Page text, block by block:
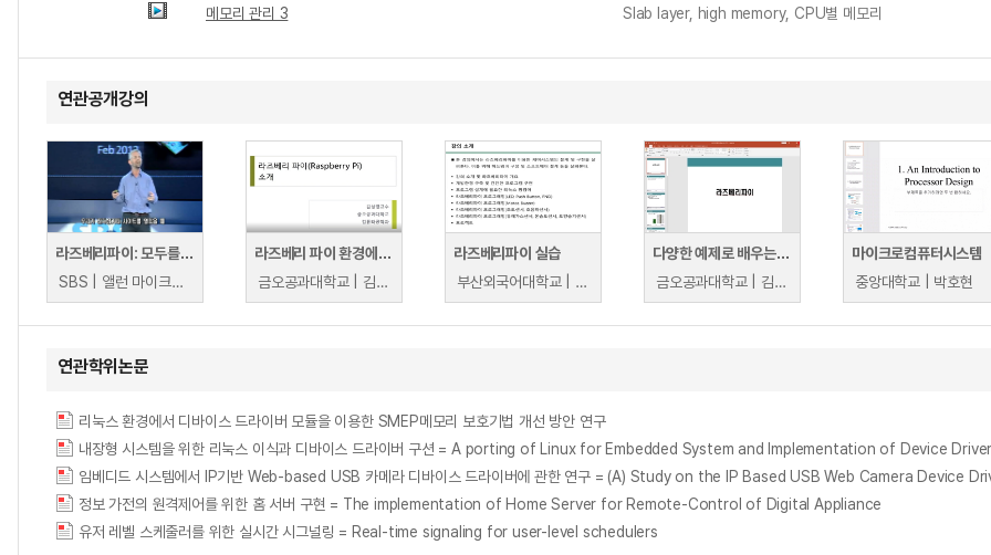
메모리 관리 3 Slab layer, high memory, CPU별 메모리
연관공개강의
라즈베리파이: 모두를 위한 일상의 프로그래밍
SBS | 앨런 마이크로프트
라즈베리 파이 환경에서의 파이썬 기반 영상분석
금오공과대학교 | 김성영
라즈베리파이 실습
부산외국어대학교 | 최진호
다양한 예제로 배우는 라즈베리파이
금오공과대학교 | 김성렬
마이크로컴퓨터시스템
중앙대학교 | 박호현
연관학위논문
리눅스 환경에서 디바이스 드라이버 모듈을 이용한 SMEP메모리 보호기법 개선 방안 연구
내장형 시스템을 위한 리눅스 이식과 디바이스 드라이버 구션 = A porting of Linux for Embedded System and Implementation of Device Driver
임베디드 시스템에서 IP기반 Web-based USB 카메라 디바이스 드라이버에 관한 연구 = (A) Study on the IP Based USB Web Camera Device
정보 가전의 원격제어를 위한 홈 서버 구현 = The implementation of Home Server for Remote-Control of Digital Appliance
유저 레벨 스케줄러를 위한 실시간 시그널링 = Real-time signaling for user-level schedulers